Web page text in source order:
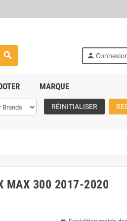
search person
MARQUE
RÉINITIALISER
MAX 300 2017-2020